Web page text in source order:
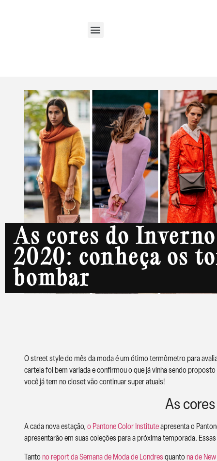
As cores do
2020: conheça os
bombar
O street style do mês da moda é um ótimo termômetro para
cartela foi bem variada e confirmou o que já vinha sendo
você já tem no closet vão continuar super atuais!
As
A cada nova estação, o Pantone Color Instituteapresenta o
apresentarão em suas coleções para a próxima temporada.
Tantono report da Semana de Moda de Londres quantona de